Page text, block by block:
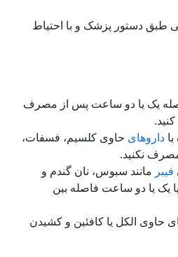
طبق دستور پزشک و با احتیاط
یک یا دو ساعت پس از مصرف
داروهای حاوی کلسیم، فسفات،
مصرف نکنید.
فیبر مانند سبوس، نان گندم و
یک یا دو ساعت فاصله بین
حاوی الکل یا کافئین و کشیدن